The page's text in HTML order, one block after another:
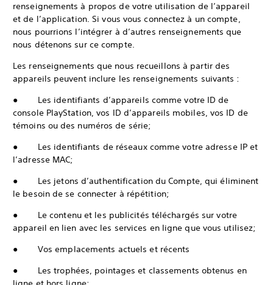
renseignements à propos de votre utilisation de l’appareil
et de l’application. Si vous vous connectez à un compte,
nous pourrions l’intégrer à d’autres renseignements que
nous détenons sur ce compte.
Les renseignements que nous recueillons à partir des
appareils peuvent inclure les renseignements suivants :
● Les identifiants d’appareils comme votre ID de
console PlayStation, vos ID d’appareils mobiles, vos ID de
témoins ou des numéros de série;
● Les identifiants de réseaux comme votre adresse IP et
l’adresse MAC;
● Les jetons d’authentification du Compte, qui éliminent
le besoin de se connecter à répétition;
● Le contenu et les publicités téléchargés sur votre
appareil en lien avec les services en ligne que vous utilisez;
● Vos emplacements actuels et récents
● Les trophées, pointages et classements obtenus en